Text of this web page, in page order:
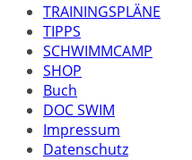
TRAININGSPLÄNE
TIPPS
SCHWIMMCAMP
SHOP
Buch
DOC SWIM
Impressum
Datenschutz